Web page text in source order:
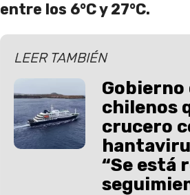
entre los 6°C y 27°C.
LEER TAMBIÉN
chilenos
crucero
“Se está